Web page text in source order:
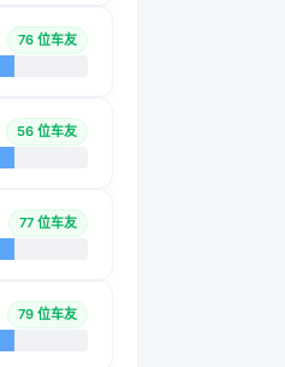
76 位车友
56 位车友
77 位车友
79 位车友